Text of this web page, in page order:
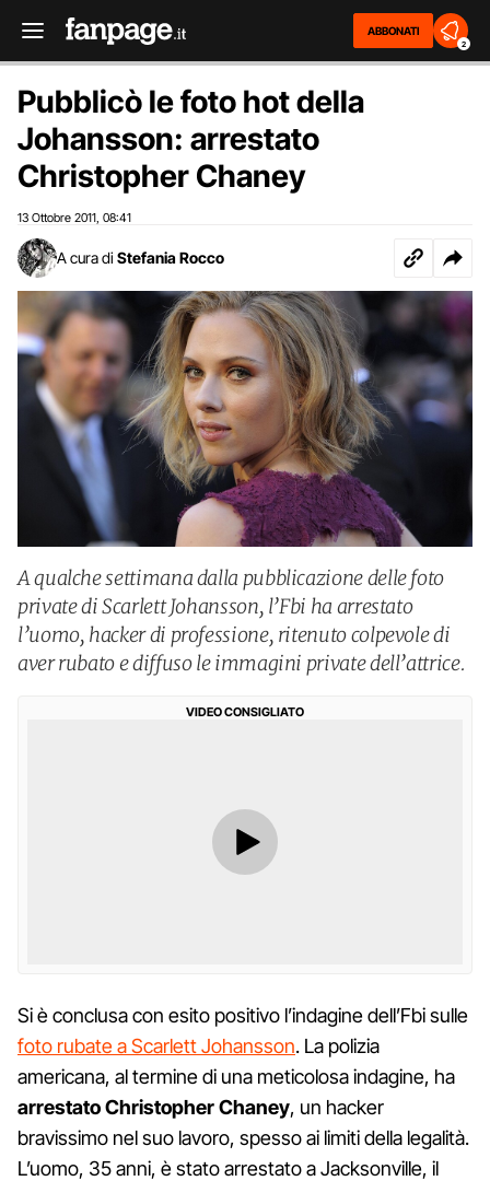
ABBONATI
2
Pubblicò le foto hot della
Johansson: arrestato
Christopher Chaney
13 Ottobre 2011 08:41
A cura di Stefania Rocco
A qualche settimana dalla pubblicazione delle foto
private di Scarlett Johansson, l’Fbi ha arrestato
l’uomo, hacker di professione, ritenuto colpevole di
aver rubato e diffuso le immagini private dell’attrice.
VIDEO CONSIGLIATO
Si è conclusa con esito positivo l’indagine dell’Fbi sulle
foto rubate a Scarlett Johansson. La polizia
americana, al termine di una meticolosa indagine, ha
arrestato Christopher Chaney, un hacker
bravissimo nel suo lavoro, spesso ai limiti della legalità.
L’uomo, 35 anni, è stato arrestato a Jacksonville, il